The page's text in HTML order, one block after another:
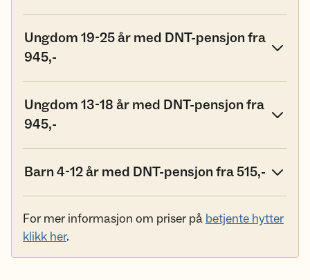
Ungdom 19-25 år med DNT-pensjon fra
945,-
Ungdom 13-18 år med DNT-pensjon fra
945,-
Barn 4-12 år med DNT-pensjon fra 515,-
For mer informasjon om priser på betjente hytter
klikk her.